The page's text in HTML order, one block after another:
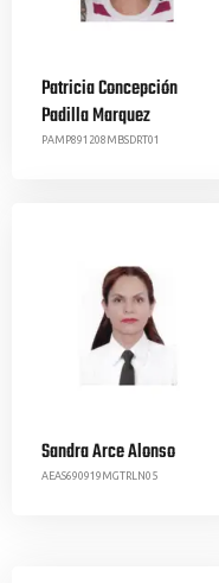
Patricia Concepción
Padilla Marquez
PAMP891208MBSDRT01
Sandra Arce Alonso
AEAS690919MGTRLN05